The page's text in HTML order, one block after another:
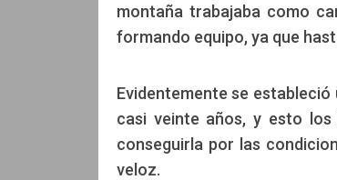
montaña trabajaba como
formando equipo, ya que
Evidentemente se
casi veinte años, y esto
conseguirla por las
veloz.